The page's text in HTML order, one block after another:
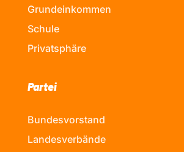
Grundeinkommen
Schule
Privatsphäre
Partei
Bundesvorstand
Landesverbände